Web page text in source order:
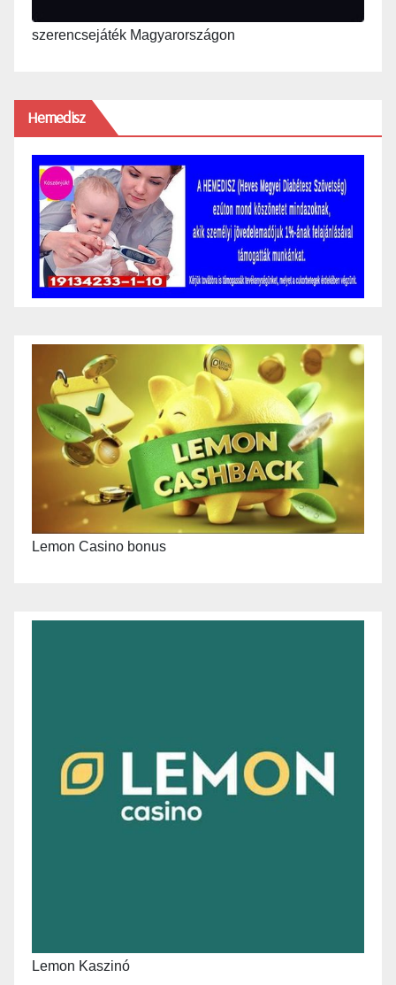
szerencsejáték Magyarországon
Hemedisz
Lemon Casino bonus
Lemon Kaszinó